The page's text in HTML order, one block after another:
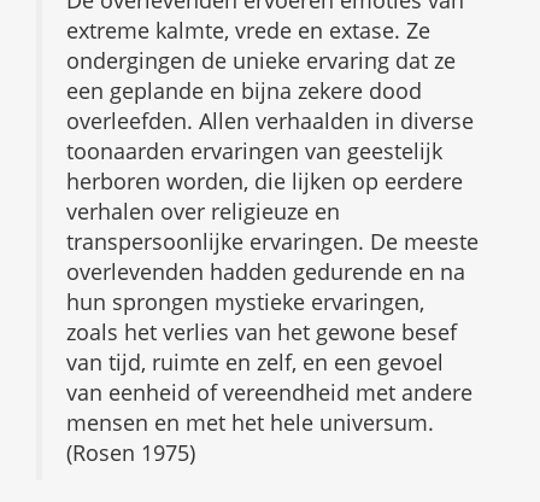
extreme kalmte, vrede en extase. Ze
ondergingen de unieke ervaring dat ze
een geplande en bijna zekere dood
overleefden. Allen verhaalden in diverse
toonaarden ervaringen van geestelijk
herboren worden, die lijken op eerdere
verhalen over religieuze en
transpersoonlijke ervaringen. De meeste
overlevenden hadden gedurende en na
hun sprongen mystieke ervaringen,
zoals het verlies van het gewone besef
van tijd, ruimte en zelf, en een gevoel
van eenheid of vereendheid met andere
mensen en met het hele universum.
(Rosen 1975)